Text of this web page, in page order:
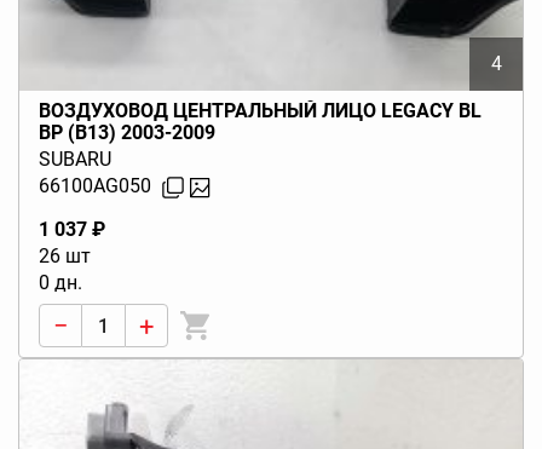
4
ВОЗДУХОВОД ЦЕНТРАЛЬНЫЙ ЛИЦО LEGACY BL
BP (B13) 2003-2009
SUBARU
66100AG050
1 037 ₽
26 шт
0 дн.
− +